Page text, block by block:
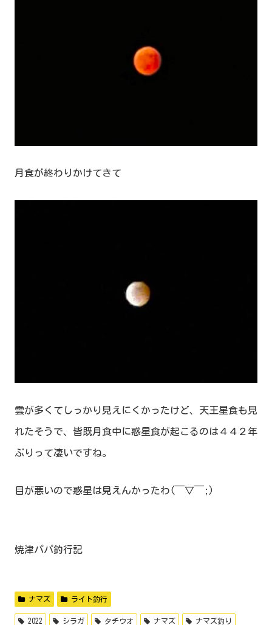
月食が終わりかけてきて
雲が多くてしっかり見えにくかったけど、天王星食も見
れたそうで、皆既月食中に惑星食が起こるのは４４２年
ぶりって凄いですね。
目が悪いので惑星は見えんかったわ(￣▽￣;)
焼津パパ釣行記
ナマズ ライト釣行
2022 シラガ タチウオ ナマズ ナマズ釣り